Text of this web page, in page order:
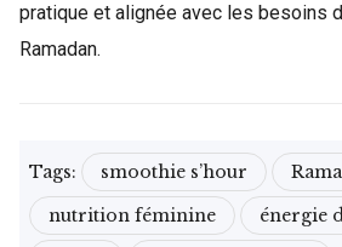
pratique et alignée avec les besoins
Ramadan.
Tags: smoothie s’hour
nutrition féminine
énergie